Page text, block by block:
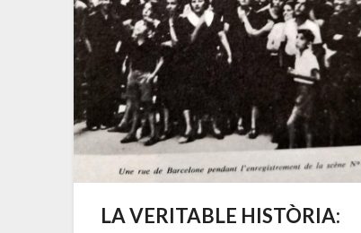
LA VERITABLE HISTÒRIA: